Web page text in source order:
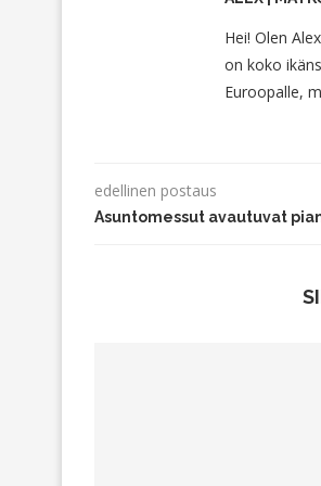
Hei! Olen
on koko
Euroopalle,
edellinen postaus
Asuntomessut avautuvat